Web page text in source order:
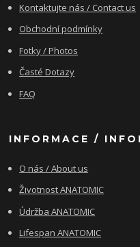
Kontaktujte nás / Contact us
Obchodní podmínky
Fotky / Photos
Časté Dotazy
FAQ
INFORMACE /
O nás / About us
Životnost ANATOMIC
Údržba ANATOMIC
Lifespan ANATOMIC